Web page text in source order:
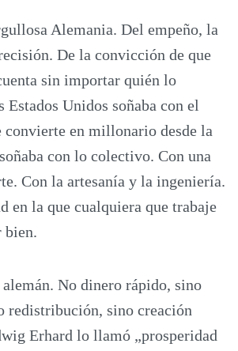
Alemania. Del empeño, la
De la convicción de que
sin importar quién lo
Unidos soñaba con el
convierte en millonario desde la
con lo colectivo. Con una
Con la artesanía y la ingeniería.
en la que cualquiera que trabaje
bien.
alemán. No dinero rápido, sino
redistribución, sino creación
Erhard lo llamó „prosperidad